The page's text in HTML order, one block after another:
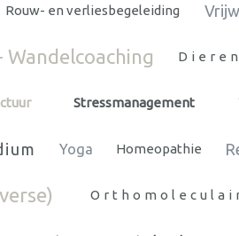
Rouw- en verliesbegeleiding
Wandelcoaching
Stressmanagement
Yoga Homeopathie